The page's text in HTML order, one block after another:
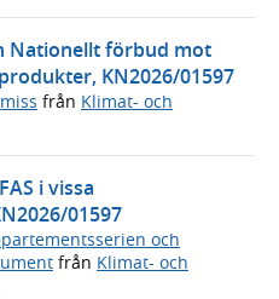
Nationellt förbud mot
KN2026/01597
från Klimat- och
i vissa
01597
och
från Klimat- och